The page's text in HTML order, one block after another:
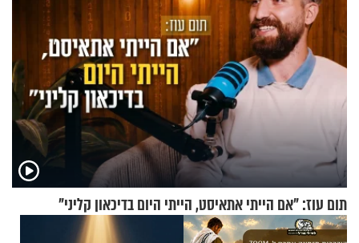
תום עוז: "אם הייתי אתאיסט, הייתי היום בדיכאון קליני"